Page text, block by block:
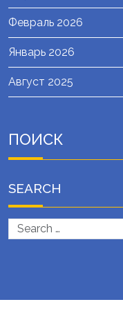
Февраль 2026
Январь 2026
Август 2025
ПОИСК
SEARCH